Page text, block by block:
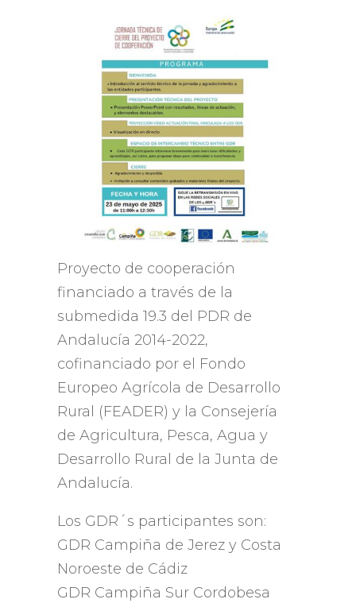
Proyecto de cooperación
financiado a través de la
submedida 19.3 del PDR de
Andalucía 2014-2022,
cofinanciado por el Fondo
Europeo Agrícola de Desarrollo
Rural (FEADER) y la Consejería
de Agricultura, Pesca, Agua y
Desarrollo Rural de la Junta de
Andalucía.
Los GDR´s participantes son:
GDR Campiña de Jerez y Costa
Noroeste de Cádiz
GDR Campiña Sur Cordobesa